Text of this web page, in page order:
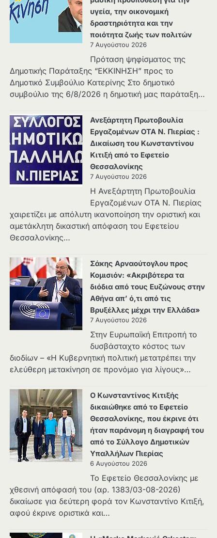
υγεία, την οικονομική
δραστηριότητα και την
ποιότητα ζωής των πολιτών
7 Αυγούστου 2026
Πρόταση ψηφίσματος της
Δημοτικής Παράταξης “ΕΚΚΙΝΗΣΗ” προς το
Δημοτικό Συμβούλιο Κατερίνης Στο δημοτικό
συμβούλιο της 6/8/2026 η δημοτική μας παράταξη…
Ανεξάρτητη Πρωτοβουλία
Εργαζομένων ΟΤΑ Ν. Πιερίας :
Δικαίωση του Κωνσταντίνου
Κιτιξή από το Εφετείο
Θεσσαλονίκης
7 Αυγούστου 2026
Η Ανεξάρτητη Πρωτοβουλία
Εργαζομένων ΟΤΑ Ν. Πιερίας
χαιρετίζει με απόλυτη ικανοποίηση την οριστική και
αμετάκλητη δικαστική απόφαση του Εφετείου
Θεσσαλονίκης…
Σάκης Αρναούτογλου προς
Κομισιόν: «Ακριβότερα τα
διόδια από τους Ευζώνους στην
Αθήνα απ’ ό,τι από τις
Βρυξέλλες μέχρι την Ελλάδα»
7 Αυγούστου 2026
Στην Ευρωπαϊκή Επιτροπή το
δυσβάσταχτο κόστος των
διοδίων – «Η Κυβερνητική πολιτική μετατρέπει την
ελεύθερη μετακίνηση σε προνόμιο για λίγους»…
Ο Κωνσταντίνος Κιτιξής
δικαιώθηκε από το Εφετείο
Θεσσαλονίκης, που έκρινε ότι
ήταν παράνομη η διαγραφή του
από το Σύλλογο Δημοτικών
Υπαλλήλων Πιερίας
6 Αυγούστου 2026
Το Εφετείο Θεσσαλονίκης με
χθεσινή απόφασή του (αρ. 1383/03-08-2026)
δικαίωσε για δεύτερη φορά τον Κωνσταντίνο Κιτιξή,
αφού έκρινε οριστικά και…